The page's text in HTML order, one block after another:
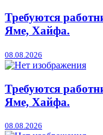
Требуются
Яме, Хайфа.
08.08.2026
Требуются
Яме, Хайфа.
08.08.2026